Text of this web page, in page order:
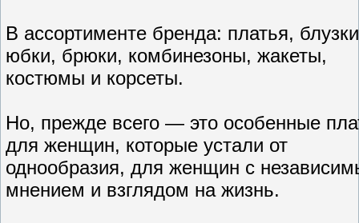
В ассортименте бренда: платья,
юбки, брюки, комбинезоны, жакеты,
костюмы и корсеты.
Но, прежде всего — это особенные
для женщин, которые устали от
однообразия, для женщин с
мнением и взглядом на жизнь.